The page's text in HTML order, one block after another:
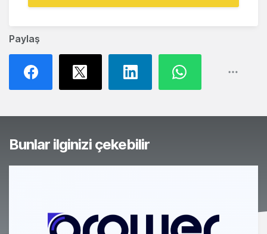
Paylaş
Bunlar ilginizi çekebilir